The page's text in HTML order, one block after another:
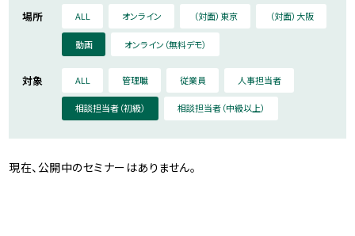
場所 ALL オンライン （対面）東京 （対面）大阪
動画 オンライン（無料デモ）
対象 ALL 管理職 従業員 人事担当者
相談担当者（初級） 相談担当者（中級以上）
現在、公開中のセミナーはありません。